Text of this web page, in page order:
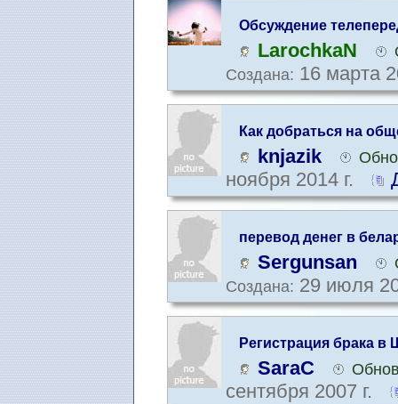
Обсуждение
LarochkaN
Создана: 16 марта
Как добраться на
knjazik
ноября 2014 г.
перевод денег в
Sergunsan
Создана: 29 июля
Регистрация брака в
SaraC
сентября 2007 г.